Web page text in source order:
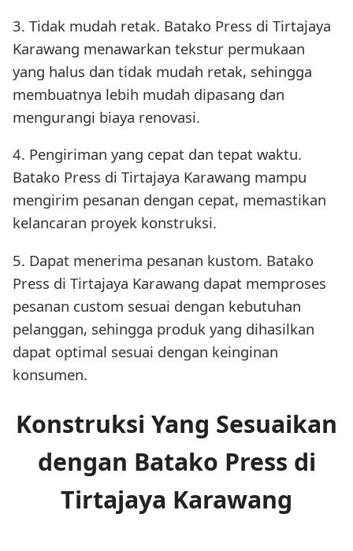
3. Tidak mudah retak. Batako Press di Tirtajaya
Karawang menawarkan tekstur permukaan
yang halus dan tidak mudah retak, sehingga
membuatnya lebih mudah dipasang dan
mengurangi biaya renovasi.
4. Pengiriman yang cepat dan tepat waktu.
Batako Press di Tirtajaya Karawang mampu
mengirim pesanan dengan cepat, memastikan
kelancaran proyek konstruksi.
5. Dapat menerima pesanan kustom. Batako
Press di Tirtajaya Karawang dapat memproses
pesanan custom sesuai dengan kebutuhan
pelanggan, sehingga produk yang dihasilkan
dapat optimal sesuai dengan keinginan
konsumen.
Konstruksi Yang Sesuaikan
dengan Batako Press di
Tirtajaya Karawang